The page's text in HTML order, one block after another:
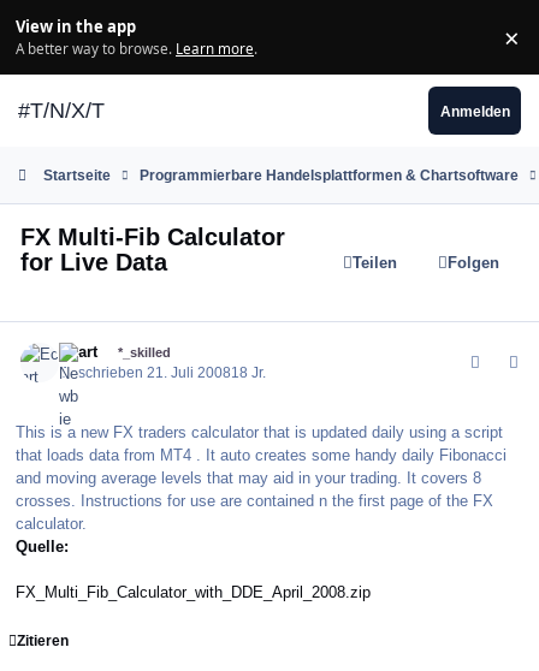
View in the app
A better way to browse. Learn more. ×
#T/N/X/T Anmelden
Startseite Programmierbare Handelsplattformen & Chartsoftware
FX Multi-Fib Calculator
for Live Data
Teilen Folgen
Ecart *_skilled
Geschrieben21. Juli 200818 Jr.
This is a new FX traders calculator that is updated daily using a script
that loads data from MT4 . It auto creates some handy daily Fibonacci
and moving average levels that may aid in your trading. It covers 8
crosses. Instructions for use are contained n the first page of the FX
calculator.
Quelle:
FX_Multi_Fib_Calculator_with_DDE_April_2008.zip
Zitieren